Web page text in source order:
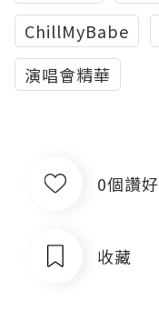
ChillMyBabe
演唱會精華
0個讚好
收藏